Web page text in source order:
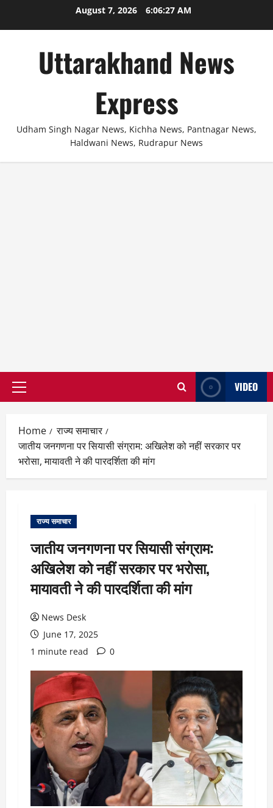
August 7, 2026 6:06:28 AM
Uttarakhand News
Express
Udham Singh Nagar News, Kichha News, Pantnagar News,
Haldwani News, Rudrapur News
Primary
VIDEO
Home
राज्य समाचार
जातीय जनगणना पर सियासी संग्राम: अखिलेश को नहीं सरकार पर
भरोसा, मायावती ने की पारदर्शिता की मांग
राज्य समाचार
जातीय जनगणना पर सियासी संग्राम:
अखिलेश को नहीं सरकार पर भरोसा,
मायावती ने की पारदर्शिता की मांग
News Desk
June 17, 2025
1 minute read
0